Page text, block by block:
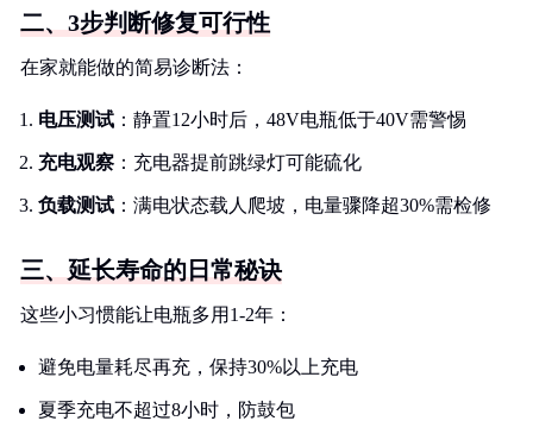
二、3步判断修复可行性
在家就能做的简易诊断法：
电压测试 ：静置12小时后，48V电瓶低于40V需警惕
充电观察 ：充电器提前跳绿灯可能硫化
负载测试 ：满电状态载人爬坡，电量骤降超30%需检修
三、延长寿命的日常秘诀
这些小习惯能让电瓶多用1-2年：
避免电量耗尽再充，保持30%以上充电
夏季充电不超过8小时，防鼓包